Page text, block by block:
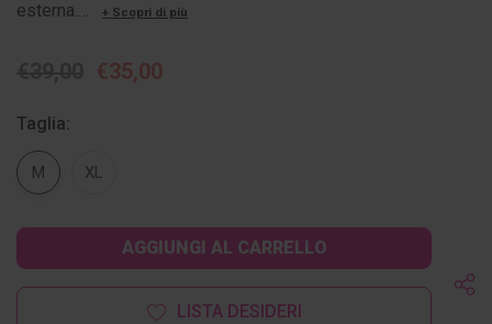
esterna.…
+ Scopri di più
€35,00
Taglia:
M XL
attuale:
LISTA DESIDERI